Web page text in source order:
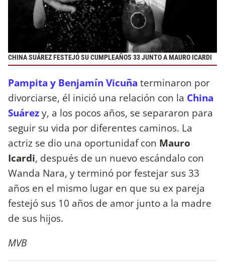
CHINA SUÁREZ FESTEJÓ SU CUMPLEAÑOS 33 JUNTO A MAURO ICARDI
Pampita y Benjamín Vicuña terminaron por
divorciarse, él inició una relación con la China
Suárezy, a los pocos años, se separaron para
seguir su vida por diferentes caminos. La
actriz se dio una oportunidaf con Mauro
Icardi, después de un nuevo escándalo con
Wanda Nara, y terminó por festejar sus 33
años en el mismo lugar en que su ex pareja
festejó sus 10 años de amor junto a la madre
de sus hijos.
MVB